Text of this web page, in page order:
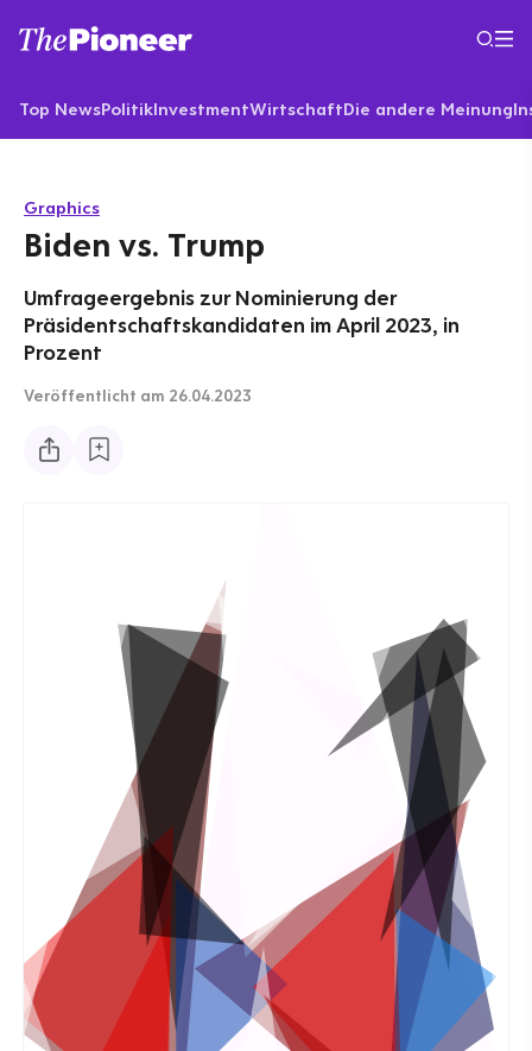
Top NewsPolitikInvestmentWirtschaftDie andere Meinung
Graphics
Biden vs. Trump
Umfrageergebnis zur Nominierung der
Präsidentschaftskandidaten im April 2023, in
Prozent
Veröffentlicht am 26.04.2023